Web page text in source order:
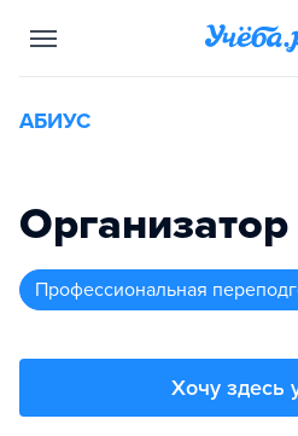
АБИУС
профессиональная
Хочу здесь